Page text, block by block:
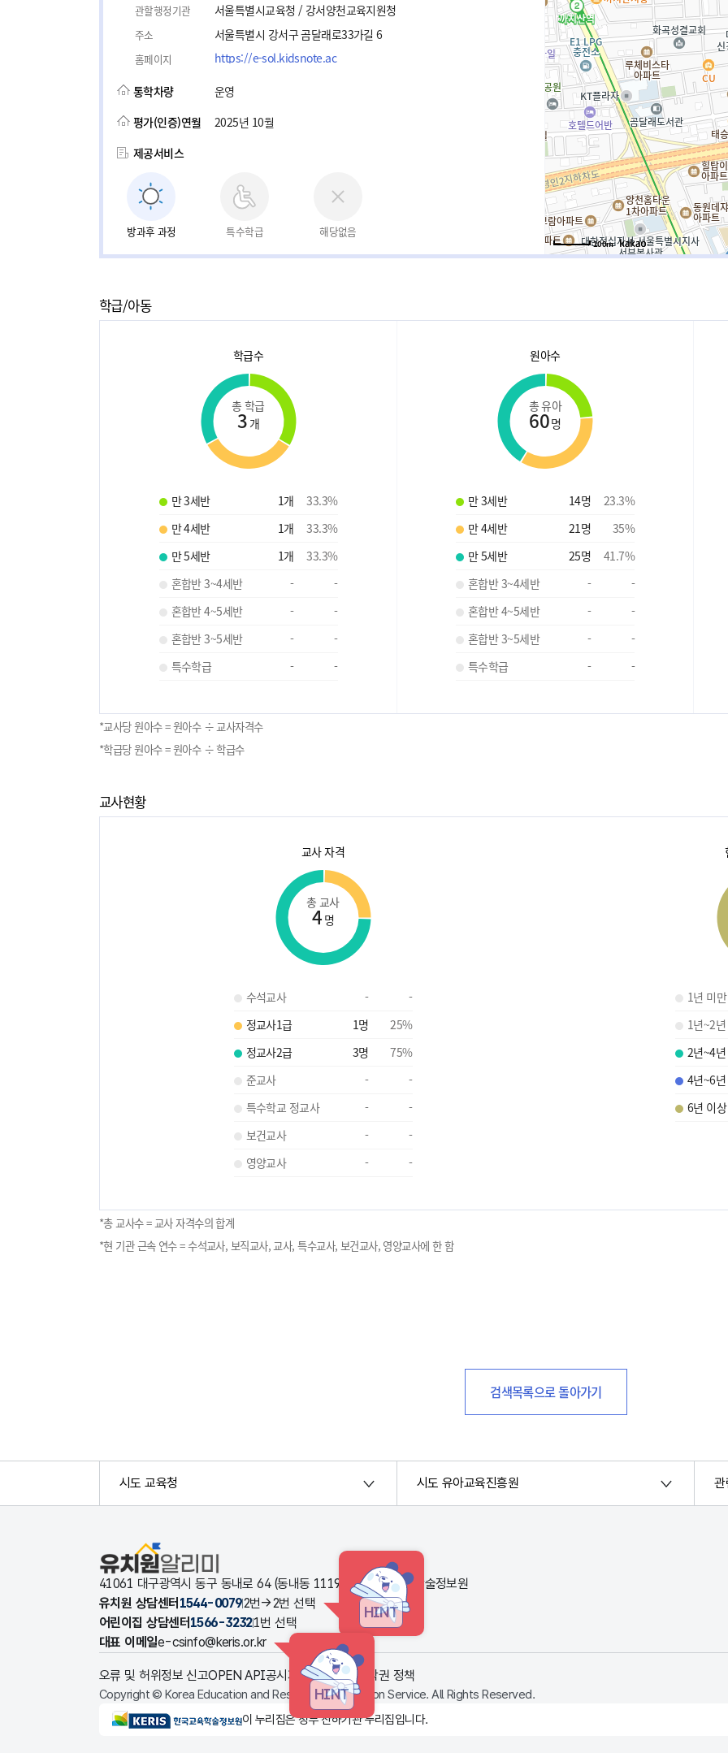
관할행정기관 서울특별시교육청 / 강서양천교육지원청
주소 서울특별시 강서구 곰달래로33가길 6
홈페이지 https://e-sol.kidsnote.ac
통학차량
운영
평가(인증)연월
2025년 10월
제공서비스
방과후 과정 특수학급 해당없음
100m
학급/아동
학급수
총 학급
3 개
만 3세반 1개 33.3%
만 4세반
1개 33.3%
만 5세반
1개 33.3%
혼합반 3~4세반
-
-
혼합반 4~5세반
-
-
혼합반 3~5세반
-
-
특수학급
- -
원아수
총 유아
60명
만 3세반 14명 23.3%
만 4세반
21 명 35%
만 5세반
25명 41.7%
혼합반 3~4세반
-
-
혼합반 4~5세반
-
-
혼합반 3~5세반
-
-
특수학급
- -
*교사당 원아수 = 원아수 ÷ 교사자격수
*학급당 원아수 = 원아수 ÷ 학급수
교사현황
교사 자격
총 교사
4 명
수석교사 -
-
정교사1급
1명 25%
정교사2급
3명 75%
준교사
-
-
특수학교 정교사
-
-
보건교사
-
-
영양교사
- -
1년 미만
1년~2
2년~4
4년~6
6년 이상
*총 교사수 = 교사 자격수의 합계
*현 기관 근속 연수 = 수석교사, 보직교사, 교사, 특수교사, 보건교사, 영양교사에 한 함
검색목록으로 돌아가기
시도 교육청 시도 유아교육진흥원
유치원알리미
41061 대구광역시 동구 동내로 64 (동내동 1119번지) 한국교육학술정보원
유치원 상담센터 1544-00792번→2번 선택
HINT
어린이집 상담센터 1566-32321번 선택
대표 이메일e-csinfo@keris.or.kr
HINT
오류 및 허위정보 신고OPEN API공시자료 다운로드저작권 정책
Copyright © Korea Education and Research Information Service. All Rights Reserved.
KERIS한국교육학술정보원이 누리집은 정부 산하기관 누리집입니다.